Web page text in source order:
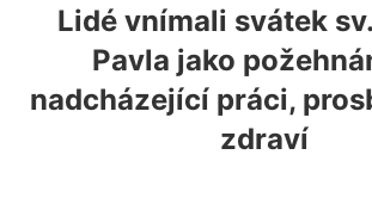
Lidé vnímali svátek
Pavla jako
nadcházející práci,
zdraví